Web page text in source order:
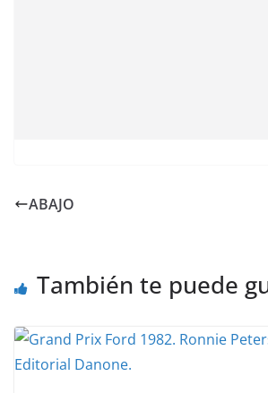
ABAJO
También te puede